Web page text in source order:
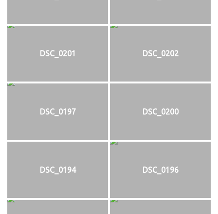
DSC_0201 DSC_0202
DSC_0197 DSC_0200
DSC_0194 DSC_0196